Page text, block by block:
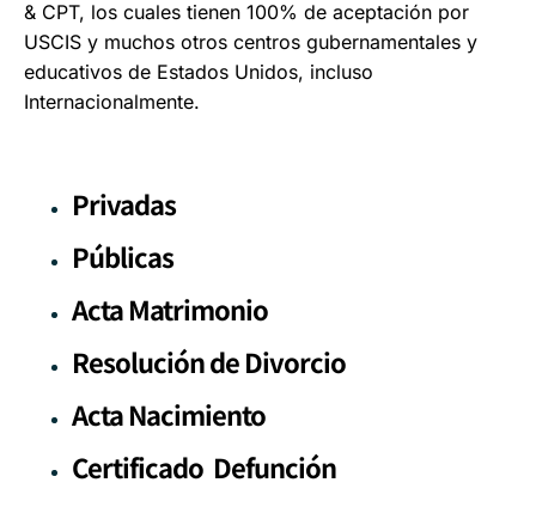
& CPT, los cuales tienen 100% de aceptación por
USCIS y muchos otros centros gubernamentales y
educativos de Estados Unidos, incluso
Internacionalmente.
Privadas
Públicas
Acta Matrimonio
Resolución de Divorcio
Acta Nacimiento
Certificado Defunción